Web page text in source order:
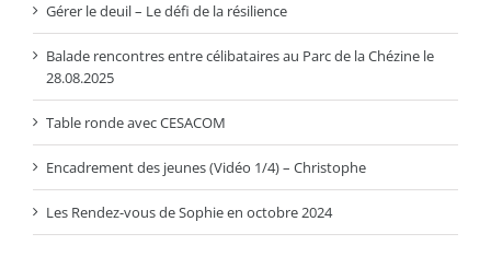
Gérer le deuil – Le défi de la résilience
Balade rencontres entre célibataires au Parc de la Chézine le
28.08.2025
Table ronde avec CESACOM
Encadrement des jeunes (Vidéo 1/4) – Christophe
Les Rendez-vous de Sophie en octobre 2024